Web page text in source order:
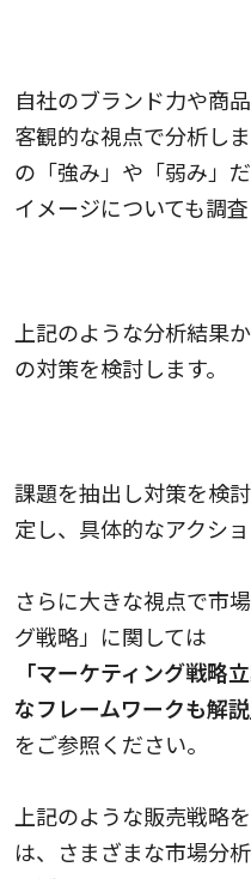
自社のブランド力や商
客観的な視点で分析し
の「強み」や「弱み」
イメージについても調査
上記のような分析結果
の対策を検討します。
課題を抽出し対策を検
定し、具体的なアクシ
さらに大きな視点で市
グ戦略」に関しては
「マーケティング戦略
なフレームワークも解説
をご参照ください。
上記のような販売戦略
は、さまざまな市場分